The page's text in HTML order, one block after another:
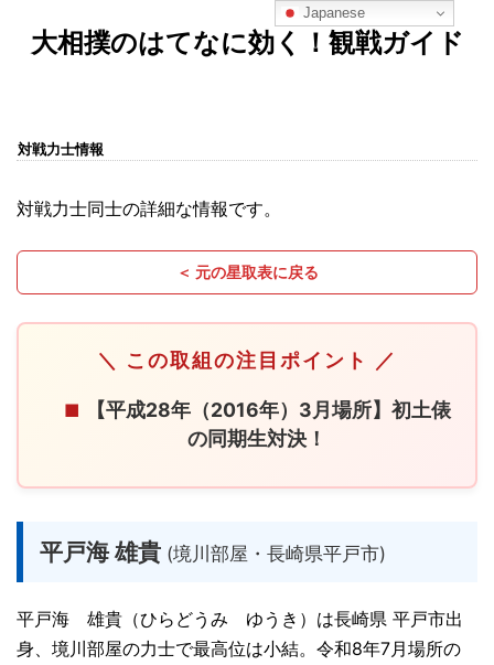
大相撲のはてなに効く！観戦ガイド
対戦力士情報
対戦力士同士の詳細な情報です。
＜ 元の星取表に戻る
＼ この取組の注目ポイント ／
■
【平成28年（2016年）3月場所】初土俵
の同期生対決！
平戸海 雄貴 (境川部屋・長崎県平戸市)
平戸海 雄貴（ひらどうみ ゆうき）は長崎県 平戸市出
身、境川部屋の力士で最高位は小結。令和8年7月場所の
Japanese